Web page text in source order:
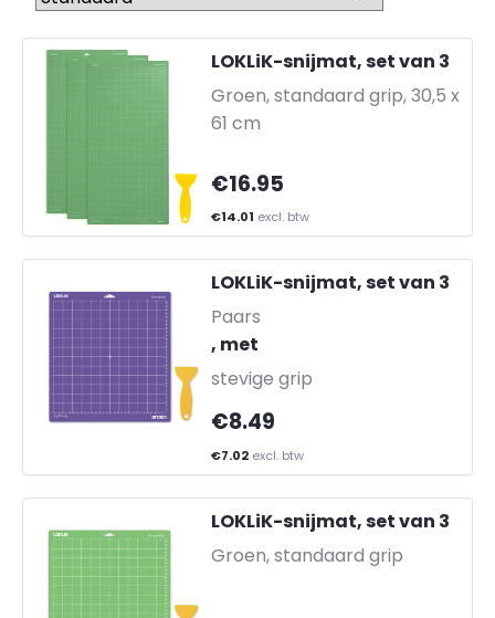
LOKLiK-snijmat, set van 3
Groen, standaard grip, 30,5 x
61 cm
€16.95
€14.01 excl. btw
LOKLiK-snijmat, set van 3
Paars
, met
stevige grip
€8.49
€7.02 excl. btw
LOKLiK-snijmat, set van 3
Groen, standaard grip